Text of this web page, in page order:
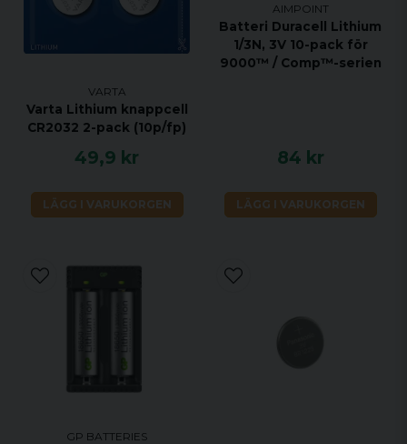
VARTA
Varta Lithium knappcell
CR2032 2-pack (10p/fp)
49,9 kr
LÄGG I VARUKORGEN
AIMPOINT
Batteri Duracell Lithium
1/3N, 3V 10-pack för
9000™ / Comp™-serien
84 kr
LÄGG I VARUKORGEN
GP BATTERIES